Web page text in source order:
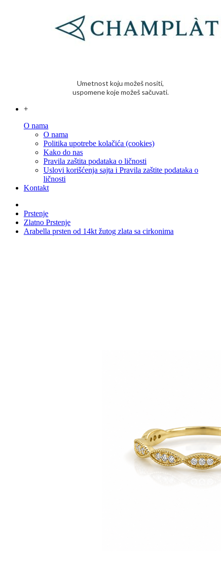
Umetnost koju možeš nositi,
uspomene koje možeš sačuvati.
+
O nama
O nama
Politika upotrebe kolačića (cookies)
Kako do nas
Pravila zaštita podataka o ličnosti
Uslovi korišćenja sajta i Pravila zaštite podataka o
ličnosti
Kontakt
Prstenje
Zlatno Prstenje
Arabella prsten od 14kt žutog zlata sa cirkonima